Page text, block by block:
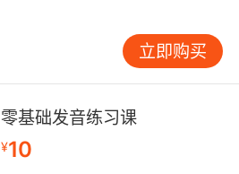
立即购买
零基础发音练习课
¥10